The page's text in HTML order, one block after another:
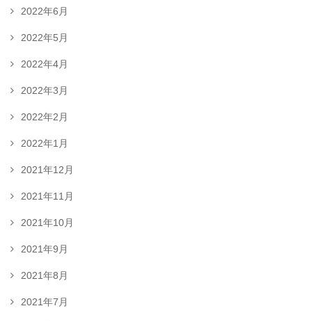
2022年6月
2022年5月
2022年4月
2022年3月
2022年2月
2022年1月
2021年12月
2021年11月
2021年10月
2021年9月
2021年8月
2021年7月